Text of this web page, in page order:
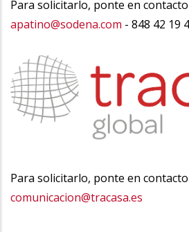
Para solicitarlo, ponte en
apatino@sodena.com - 848 42 19
Para solicitarlo, ponte en
comunicacion@tracasa.es